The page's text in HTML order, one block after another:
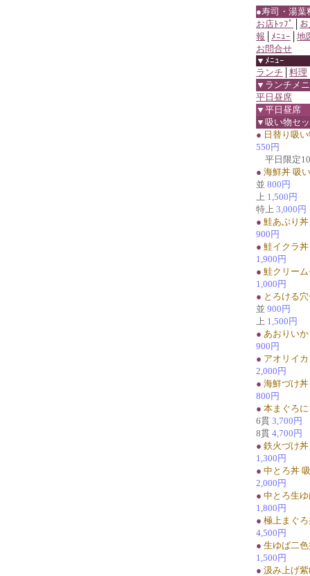
●寿司・湯
お店ﾄｯﾌﾟ
報
ﾒﾆｭｰ
地
お問合せ
▼ﾒﾆｭｰ
ランチ
料理
▼ランチメ
平日昼席
▼平日昼席
▼吸い物セ
● 日替り吸
550円
平日限定
● 海鮮丼 吸
並 800円
上 1,500円
特上 3,000円
● 鮭あぶり
900円
● 鮭イクラ
1,900円
● 鮭クリー
1,000円
● とろける
並 900円
上 1,500円
● あおりい
900円
● アオリイ
2,000円
● 海鮮づけ
800円
● 本まぐろ
6貫 3,700円
8貫 4,700円
● 鉄火づけ
1,300円
● 中とろ丼
2,000円
● 中とろ生
1,800円
● 極上まぐ
4,500円
● 生ゆば二
1,500円
● 汲み上げ